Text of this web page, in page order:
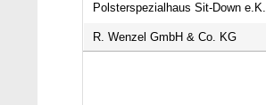
Polsterspezialhaus Sit-Down e.K.
R. Wenzel GmbH & Co. KG